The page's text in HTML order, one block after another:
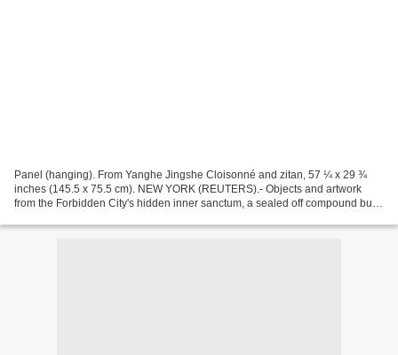
Panel (hanging). From Yanghe Jingshe Cloisonné and zitan, 57 ¼ x 29 ¾
inches (145.5 x 75.5 cm). NEW YORK (REUTERS).- Objects and artwork
from the Forbidden City's hidden inner sanctum, a sealed off compound built